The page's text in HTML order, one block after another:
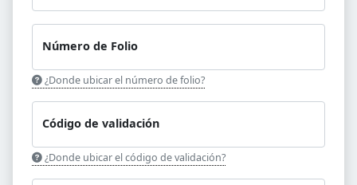
¿Donde ubicar el número de folio?
Número de Folio
¿Donde ubicar el código de validación?
Código de validación